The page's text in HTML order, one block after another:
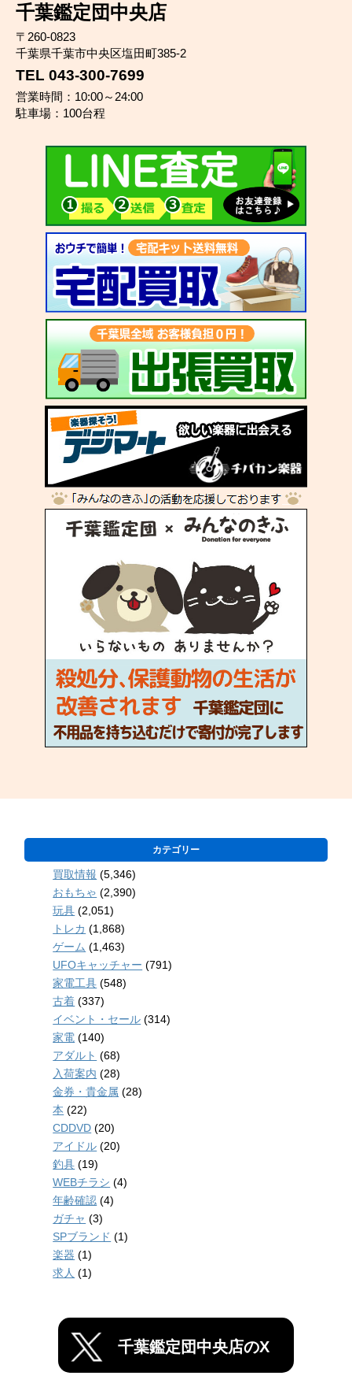
千葉鑑定団中央店
〒260-0823
千葉県千葉市中央区塩田町385-2
TEL 043-300-7699
営業時間：10:00～24:00
駐車場：100台程
カテゴリー
買取情報 (5,346)
おもちゃ (2,390)
玩具 (2,051)
トレカ (1,868)
ゲーム (1,463)
UFOキャッチャー (791)
家電工具 (548)
古着 (337)
イベント・セール (314)
家電 (140)
アダルト (68)
入荷案内 (28)
金券・貴金属 (28)
本 (22)
CDDVD (20)
アイドル (20)
釣具 (19)
WEBチラシ (4)
年齢確認 (4)
ガチャ (3)
SPブランド (1)
楽器 (1)
求人 (1)
千葉鑑定団中央店のX